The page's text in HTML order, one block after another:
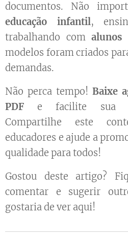
documentos. Não
educação infantil,
trabalhando comalunos
modelos foram criados
demandas.
Não perca tempo! Baixe
PDF e facilite sua
Compartilhe este
educadores e ajude a
qualidade para todos!
Gostou deste artigo?
comentar e sugerir
gostaria de ver aqui!